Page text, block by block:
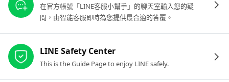
在官方帳號「LINE客服小幫手」的聊天室輸入您的疑
問，由智能客服即時為您提供最合適的答覆。
LINE Safety Center
This is the Guide Page to enjoy LINE safely.